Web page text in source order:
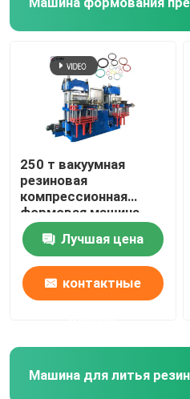
250 т вакуумная
резиновая
компрессионная
формовая машина
для изготовления
резиновых печатных
колец
Лучшая цена
контактные